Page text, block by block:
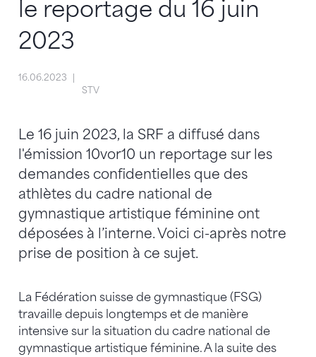
le reportage du 16 juin
2023
16.06.2023
STV
Le 16 juin 2023, la SRF a diffusé dans
l'émission 10vor10 un reportage sur les
demandes confidentielles que des
athlètes du cadre national de
gymnastique artistique féminine ont
déposées à l’interne. Voici ci-après notre
prise de position à ce sujet.
La Fédération suisse de gymnastique (FSG)
travaille depuis longtemps et de manière
intensive sur la situation du cadre national de
gymnastique artistique féminine. A la suite des